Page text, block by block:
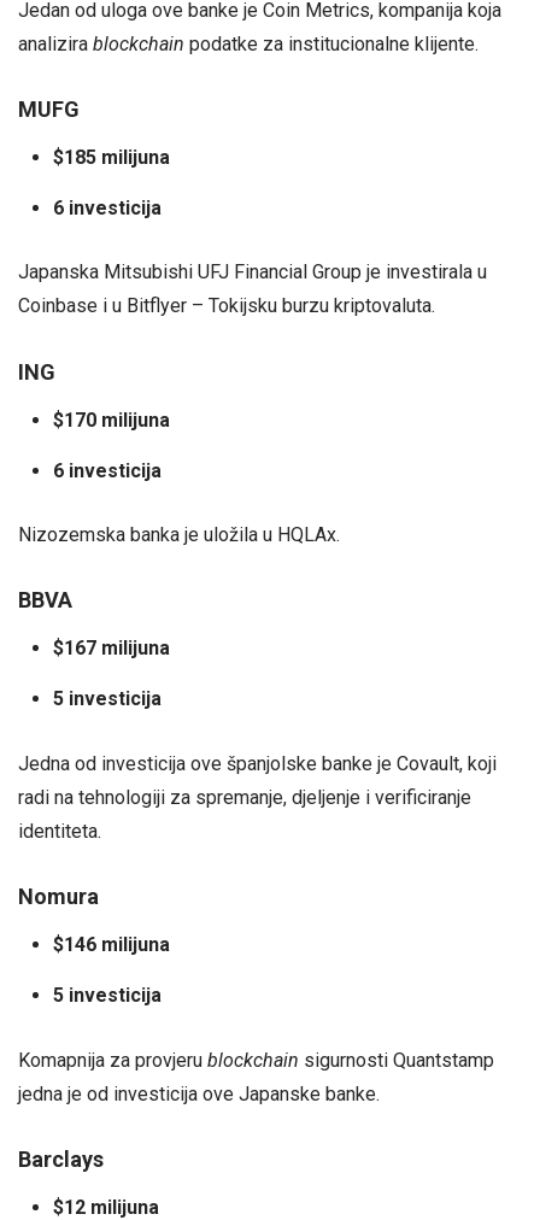
Jedan od uloga ove banke je Coin Metrics, kompanija koja
analizira blockchain podatke za institucionalne klijente.
MUFG
$185 milijuna
6 investicija
Japanska Mitsubishi UFJ Financial Group je investirala u
Coinbase i u Bitflyer – Tokijsku burzu kriptovaluta.
ING
$170 milijuna
6 investicija
Nizozemska banka je uložila u HQLAx.
BBVA
$167 milijuna
5 investicija
Jedna od investicija ove španjolske banke je Covault, koji
radi na tehnologiji za spremanje, djeljenje i verificiranje
identiteta.
Nomura
$146 milijuna
5 investicija
Komapnija za provjeru blockchain sigurnosti Quantstamp
jedna je od investicija ove Japanske banke.
Barclays
$12 milijuna